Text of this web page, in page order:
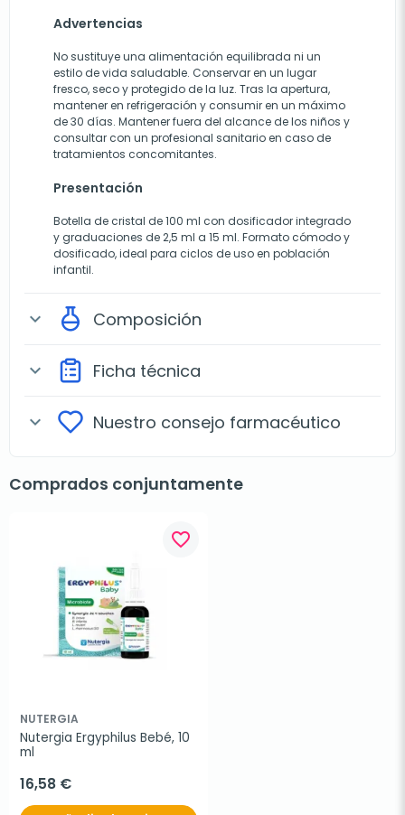
Advertencias
No sustituye una alimentación equilibrada ni un
estilo de vida saludable. Conservar en un lugar
fresco, seco y protegido de la luz. Tras la apertura,
mantener en refrigeración y consumir en un máximo
de 30 días. Mantener fuera del alcance de los niños y
consultar con un profesional sanitario en caso de
tratamientos concomitantes.
Presentación
Botella de cristal de 100 ml con dosificador integrado
y graduaciones de 2,5 ml a 15 ml. Formato cómodo y
dosificado, ideal para ciclos de uso en población
infantil.
expand_more Composición
expand_more Ficha técnica
expand_more Nuestro consejo farmacéutico
Comprados conjuntamente
favorite_border
NUTERGIA
Nutergia Ergyphilus Bebé, 10
ml
16,58 €